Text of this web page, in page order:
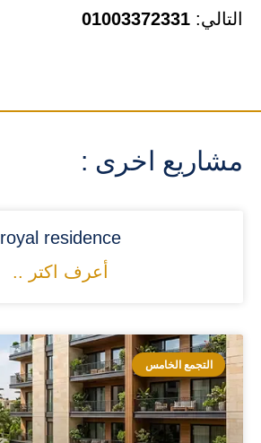
التالي: 01003372331
مشاريع اخرى :
royal residence
أعرف اكتر ..
التجمع الخامس